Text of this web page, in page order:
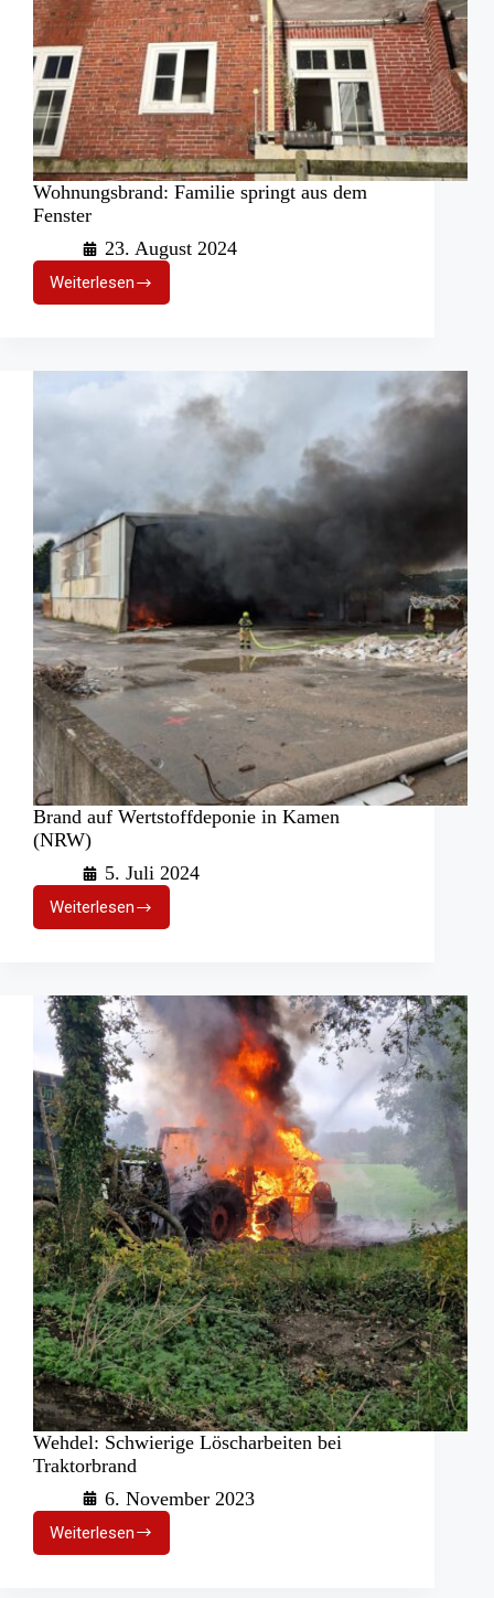
Wohnungsbrand: Familie springt aus dem
Fenster
23. August 2024
WeiterlesenWohnungsbrand:
Familie
dem
Brand auf Wertstoffdeponie in Kamen
(NRW)
5. Juli 2024
Weiterlesen
Brand
auf
Kamen
(NRW)
Wehdel: Schwierige Löscharbeiten bei
Traktorbrand
6. November 2023
Weiterlesen
Wehdel:
Schwierige